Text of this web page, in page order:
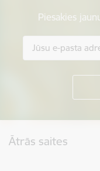
Piesakies
Ātrās saites